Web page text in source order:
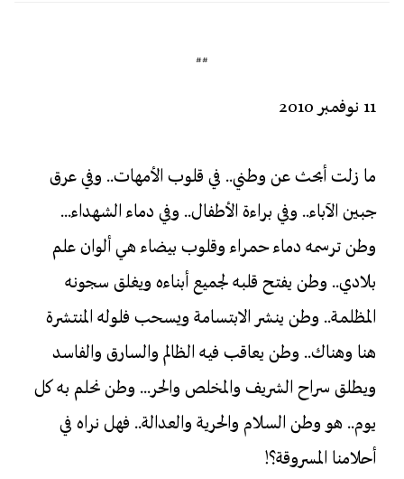
##
11 نوفمبر 2010
ما زلت أبحث عن وطني.. في قلوب الأمهات.. وفي عرق
جبين الآباء.. وفي براءة الأطفال.. وفي دماء الشهداء...
وطن ترسمه دماء حمراء وقلوب بيضاء هي ألوان علم
بلادي.. وطن يفتح قلبه لجميع أبناءه ويغلق سجونه
المظلمة.. وطن ينشر الابتسامة ويسحب فلوله المنتشرة
هنا وهناك.. وطن يعاقب فيه الظالم والسارق والفاسد
ويطلق سراح الشريف والمخلص والحر... وطن نحلم به كل
يوم.. هو وطن السلام والحرية والعدالة.. فهل نراه في
أحلامنا المسروقة؟!